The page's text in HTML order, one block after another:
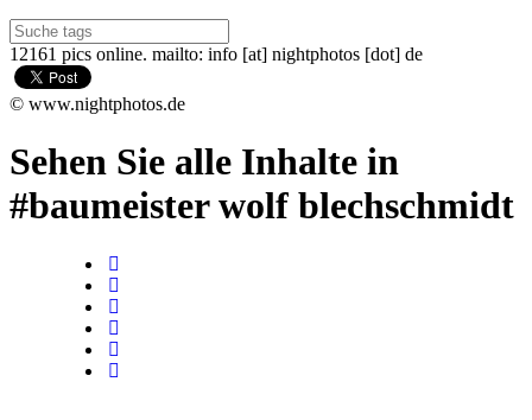
12161 pics online. mailto: info [at] nightphotos [dot] de
© www.nightphotos.de
Sehen Sie alle Inhalte in
#baumeister wolf blechschmidt